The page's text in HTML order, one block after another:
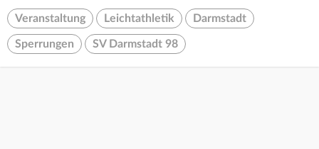
Veranstaltung Leichtathletik Darmstadt
Sperrungen SV Darmstadt 98